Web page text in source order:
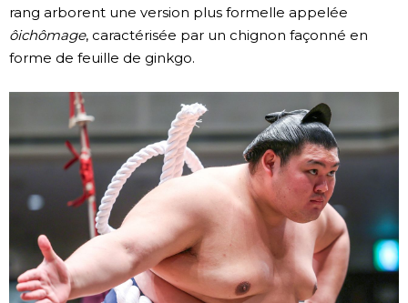
rang arborent une version plus formelle appelée
ôichômage, caractérisée par un chignon façonné en
forme de feuille de ginkgo.